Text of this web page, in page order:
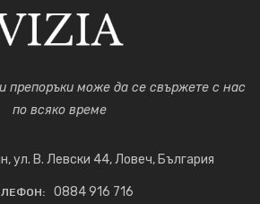
препоръки може да се свържете с нас
по всяко време
ул. В. Левски 44, Ловеч, България
0884 916 716